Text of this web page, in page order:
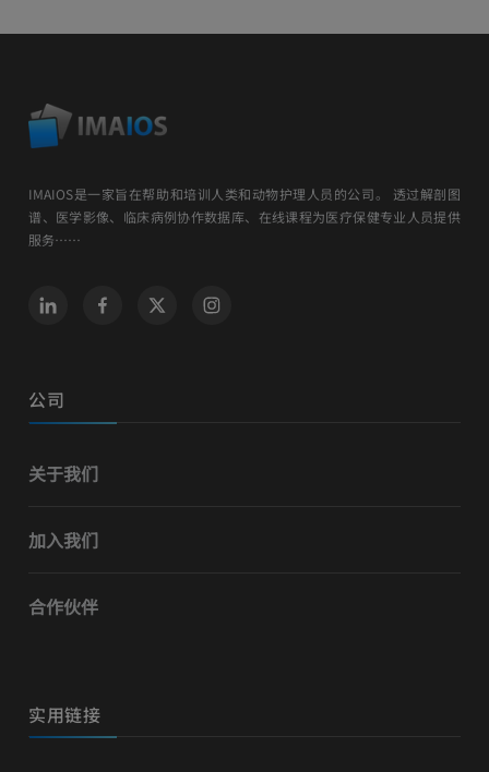
IMAIOS是一家旨在帮助和培训人类和动物护理人员的公司。 透过解剖图
谱、医学影像、临床病例协作数据库、在线课程为医疗保健专业人员提供
服务……
公司
关于我们
加入我们
合作伙伴
实用链接